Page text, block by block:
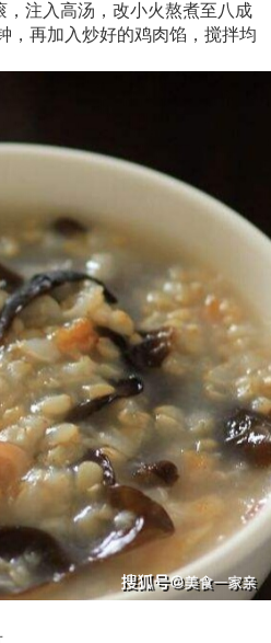
注入高汤，改小火熬煮至八成
，再加入炒好的鸡肉馅，搅拌均